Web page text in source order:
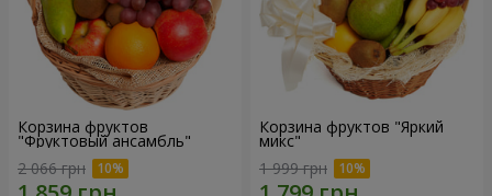
Корзина фруктов
"Фруктовый ансамбль"
2 066 грн
Корзина фруктов "Яркий
микс"
1 999 грн